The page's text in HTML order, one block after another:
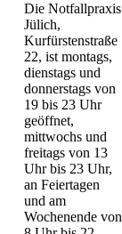
Die Notfallpraxis
Jülich,
Kurfürstenstraße
22, ist montags,
dienstags und
donnerstags von
19 bis 23 Uhr
geöffnet,
mittwochs und
freitags von 13
Uhr bis 23 Uhr,
an Feiertagen
und am
Wochenende von